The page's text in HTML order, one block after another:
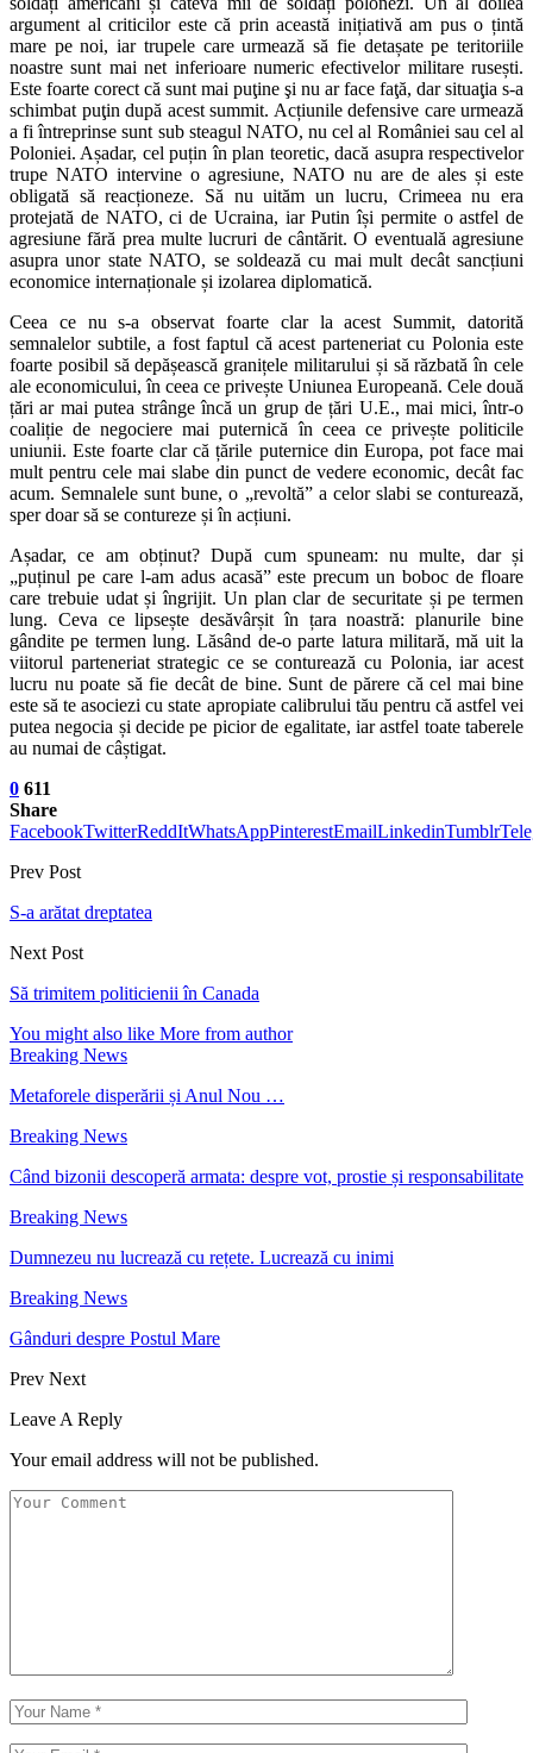
argument al criticilor este că prin această inițiativă am pus o țintă
mare pe noi, iar trupele care urmează să fie detașate pe teritoriile
noastre sunt mai net inferioare numeric efectivelor militare rusești.
Este foarte corect că sunt mai puţine şi nu ar face faţă, dar situaţia s-a
schimbat puţin după acest summit. Acțiunile defensive care urmează
a fi întreprinse sunt sub steagul NATO, nu cel al României sau cel al
Poloniei. Așadar, cel puțin în plan teoretic, dacă asupra respectivelor
trupe NATO intervine o agresiune, NATO nu are de ales și este
obligată să reacționeze. Să nu uităm un lucru, Crimeea nu era
protejată de NATO, ci de Ucraina, iar Putin își permite o astfel de
agresiune fără prea multe lucruri de cântărit. O eventuală agresiune
asupra unor state NATO, se soldează cu mai mult decât sancțiuni
economice internaționale și izolarea diplomatică.
Ceea ce nu s-a observat foarte clar la acest Summit, datorită
semnalelor subtile, a fost faptul că acest parteneriat cu Polonia este
foarte posibil să depășească granițele militarului și să răzbată în cele
ale economicului, în ceea ce privește Uniunea Europeană. Cele două
țări ar mai putea strânge încă un grup de țări U.E., mai mici, într-o
coaliție de negociere mai puternică în ceea ce privește politicile
uniunii. Este foarte clar că țările puternice din Europa, pot face mai
mult pentru cele mai slabe din punct de vedere economic, decât fac
acum. Semnalele sunt bune, o „revoltă” a celor slabi se conturează,
sper doar să se contureze și în acțiuni.
Așadar, ce am obținut? După cum spuneam: nu multe, dar și
„puținul pe care l-am adus acasă” este precum un boboc de floare
care trebuie udat și îngrijit. Un plan clar de securitate și pe termen
lung. Ceva ce lipsește desăvârșit în țara noastră: planurile bine
gândite pe termen lung. Lăsând de-o parte latura militară, mă uit la
viitorul parteneriat strategic ce se conturează cu Polonia, iar acest
lucru nu poate să fie decât de bine. Sunt de părere că cel mai bine
este să te asociezi cu state apropiate calibrului tău pentru că astfel vei
putea negocia și decide pe picior de egalitate, iar astfel toate taberele
au numai de câștigat.
0 611
Share
FacebookTwitterReddItWhatsAppPinterestEmailLinkedinTumblr
Prev Post
S-a arătat dreptatea
Next Post
Să trimitem politicienii în Canada
You might also like More from author
Breaking News
Metaforele disperării și Anul Nou …
Breaking News
Când bizonii descoperă armata: despre vot, prostie și responsabilitate
Breaking News
Dumnezeu nu lucrează cu rețete. Lucrează cu inimi
Breaking News
Gânduri despre Postul Mare
Prev Next
Leave A Reply
Your email address will not be published.